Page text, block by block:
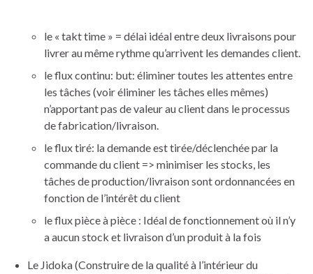
le « takt time » = délai idéal entre deux livraisons pour
livrer au même rythme qu’arrivent les demandes client.
le flux continu: but: éliminer toutes les attentes entre
les tâches (voir éliminer les tâches elles mêmes)
n’apportant pas de valeur au client dans le processus
de fabrication/livraison.
le flux tiré: la demande est tirée/déclenchée par la
commande du client => minimiser les stocks, les
tâches de production/livraison sont ordonnancées en
fonction de l’intérêt du client
le flux pièce à pièce : Idéal de fonctionnement où il n’y
a aucun stock et livraison d’un produit à la fois
Le Jidoka (Construire de la qualité à l’intérieur du